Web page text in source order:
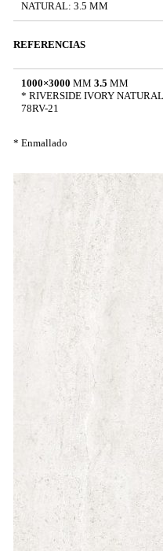
NATURAL: 3.5 MM
REFERENCIAS
1000×3000 MM 3.5 MM
* RIVERSIDE IVORY NATURAL
78RV-21
* Enmallado